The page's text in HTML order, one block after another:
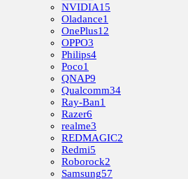
NVIDIA15
Oladance1
OnePlus12
OPPO3
Philips4
Poco1
QNAP9
Qualcomm34
Ray-Ban1
Razer6
realme3
REDMAGIC2
Redmi5
Roborock2
Samsung57